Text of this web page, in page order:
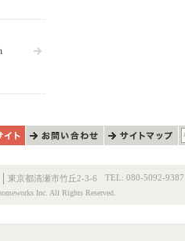
東京都清瀬市竹丘2-3-6 TEL: 080-5092-9387
Inc. All Rights Reserved.